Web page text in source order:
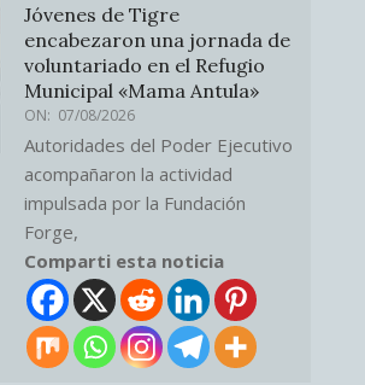
Jóvenes de Tigre
encabezaron una jornada de
voluntariado en el Refugio
Municipal «Mama Antula»
ON: 07/08/2026
Autoridades del Poder Ejecutivo
acompañaron la actividad
impulsada por la Fundación
Forge,
Comparti esta noticia